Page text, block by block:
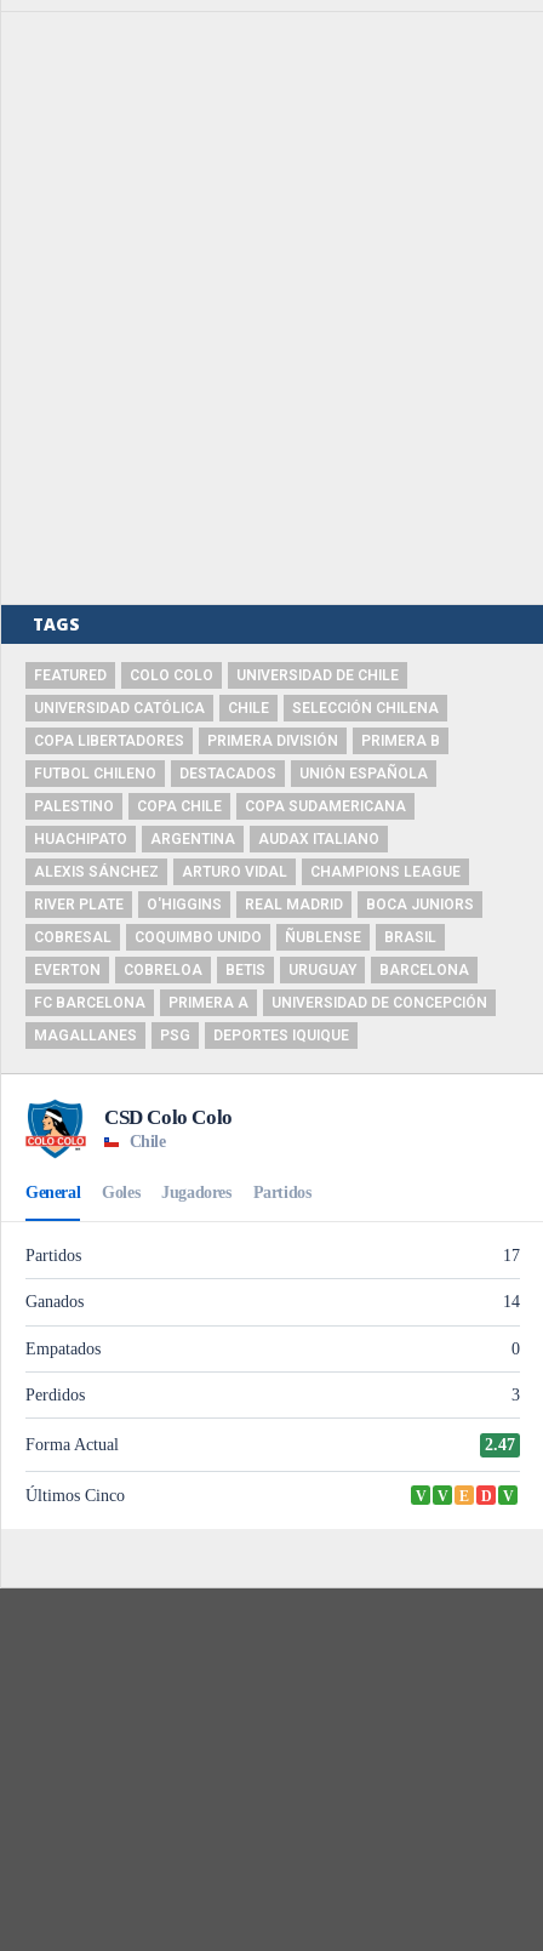
TAGS
FEATURED COLO COLO
UNIVERSIDAD DE CHILE
UNIVERSIDAD CATÓLICA
CHILE
SELECCIÓN CHILENA
COPA LIBERTADORES
PRIMERA DIVISIÓN
PRIMERA B
FUTBOL CHILENO
DESTACADOS
UNIÓN ESPAÑOLA
PALESTINO
COPA CHILE
COPA SUDAMERICANA
HUACHIPATO
ARGENTINA
AUDAX ITALIANO
ALEXIS SÁNCHEZ
ARTURO VIDAL
CHAMPIONS LEAGUE
RIVER PLATE
O'HIGGINS REAL MADRID
BOCA JUNIORS
COBRESAL
COQUIMBO UNIDO ÑUBLENSE
BRASIL
EVERTON
COBRELOA BETIS URUGUAY
BARCELONA
FC BARCELONA
PRIMERA A
UNIVERSIDAD DE CONCEPCIÓN
MAGALLANES
PSG DEPORTES IQUIQUE